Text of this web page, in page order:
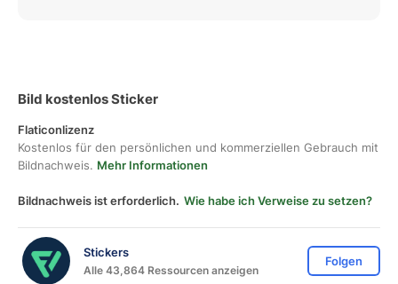
Bild kostenlos Sticker
Flaticonlizenz
Kostenlos für den persönlichen und kommerziellen Gebrauch mit
Bildnachweis. Mehr Informationen
Bildnachweis ist erforderlich. Wie habe ich Verweise zu setzen?
Stickers
Alle 43,864 Ressourcen anzeigen
Folgen